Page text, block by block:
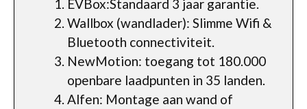
EVBox:Standaard 3 jaar garantie.
Wallbox (wandlader): Slimme Wifi &
Bluetooth connectiviteit.
NewMotion: toegang tot 180.000
openbare laadpunten in 35 landen.
Alfen: Montage aan wand of